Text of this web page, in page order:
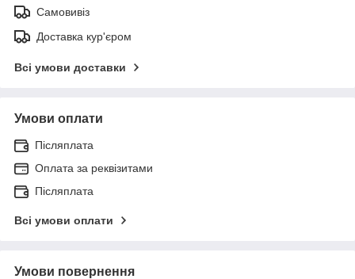
Самовивіз
Доставка кур'єром
Всі умови доставки
Умови оплати
Післяплата
Оплата за реквізитами
Післяплата
Всі умови оплати
Умови повернення